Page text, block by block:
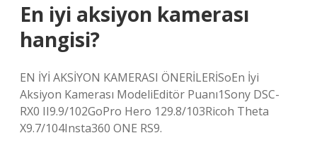
En iyi aksiyon kamerası
hangisi?
EN İYİ AKSİYON KAMERASI ÖNERİLERİSoEn İyi
Aksiyon Kamerası ModeliEditör Puanı1Sony DSC-
RX0 II9.9/102GoPro Hero 129.8/103Ricoh Theta
X9.7/104Insta360 ONE RS9.